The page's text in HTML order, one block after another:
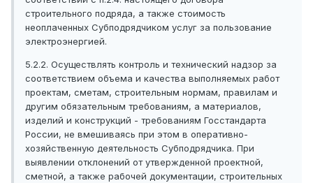
строительного подряда, а также стоимость
неоплаченных Субподрядчиком услуг за пользование
электроэнергией.
5.2.2. Осуществлять контроль и технический надзор за
соответствием объема и качества выполняемых работ
проектам, сметам, строительным нормам, правилам и
другим обязательным требованиям, а материалов,
изделий и конструкций - требованиям Госстандарта
России, не вмешиваясь при этом в оперативно-
хозяйственную деятельность Субподрядчика. При
выявлении отклонений от утвержденной проектной,
сметной, а также рабочей документации, строительных